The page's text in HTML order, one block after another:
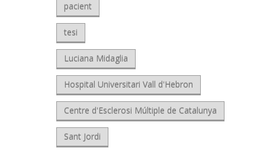
pacient
tesi
Luciana Midaglia
Hospital Universitari Vall d'Hebron
Centre d'Esclerosi Múltiple de Catalunya
Sant Jordi